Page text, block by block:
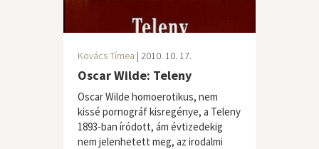
Kovács Tímea | 2010. 10. 17.
Oscar Wilde: Teleny
Oscar Wilde homoerotikus, nem
kissé pornográf kisregénye, a Teleny
1893-ban íródott, ám évtizedekig
nem jelenhetett meg, az irodalmi